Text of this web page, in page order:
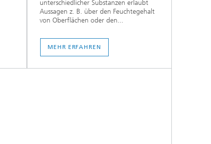
unterschiedlicher Substanzen erlaubt
Aussagen z. B. über den Feuchtegehalt
von Oberflächen oder den...
MEHR ERFAHREN